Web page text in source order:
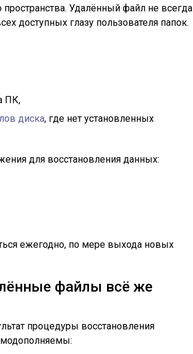
Удалённый файл не всегда
доступных глазу пользователя папок.
ПК,
диска, где нет установленных
для восстановления данных:
ежегодно, по мере выхода новых
файлы всё же
процедуры восстановления